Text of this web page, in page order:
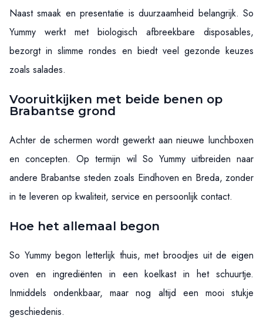
Naast smaak en presentatie is duurzaamheid belangrijk. So
Yummy werkt met biologisch afbreekbare disposables,
bezorgt in slimme rondes en biedt veel gezonde keuzes
zoals salades.
Vooruitkijken met beide benen op
Brabantse grond
Achter de schermen wordt gewerkt aan nieuwe lunchboxen
en concepten. Op termijn wil So Yummy uitbreiden naar
andere Brabantse steden zoals Eindhoven en Breda, zonder
in te leveren op kwaliteit, service en persoonlijk contact.
Hoe het allemaal begon
So Yummy begon letterlijk thuis, met broodjes uit de eigen
oven en ingrediënten in een koelkast in het schuurtje.
Inmiddels ondenkbaar, maar nog altijd een mooi stukje
geschiedenis.